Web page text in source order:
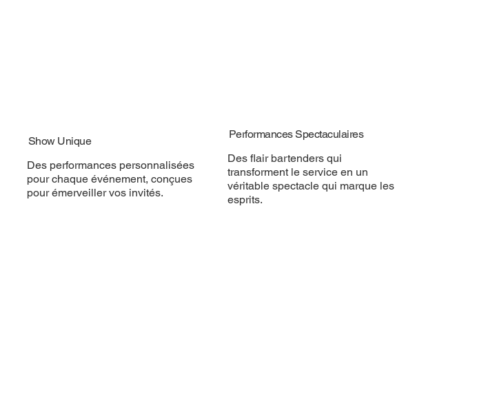
Show Unique
Des performances personnalisées
pour chaque événement, conçues
pour émerveiller vos invités.
Performances Spectaculaires
Des flair bartenders qui
transforment le service en un
véritable spectacle qui marque les
esprits.